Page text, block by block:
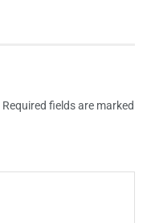
Required fields are marked